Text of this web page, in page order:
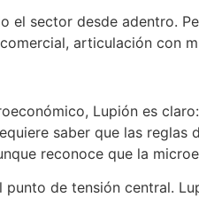
el sector desde adentro.
articulación con
Lupión es
saber que las
reconoce que la
punto de tensión central.